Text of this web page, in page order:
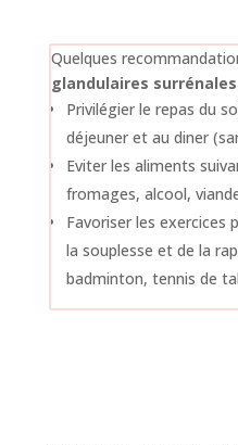
Quelques
glandulaires surrénales
Privilégier le repas du
déjeuner et au diner
Eviter les aliments
fromages, alcool,
Favoriser les exercices
la souplesse et de la
badminton, tennis de